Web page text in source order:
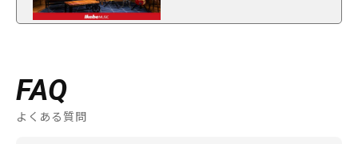
FAQ
よくある質問